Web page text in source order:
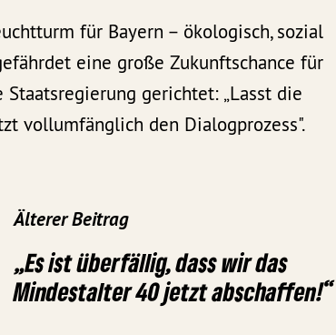
für Bayern – ökologisch, sozial
eine große Zukunftschance für
Staatsregierung gerichtet: „Lasst die
vollumfänglich den Dialogprozess".
Älterer Beitrag
„Es ist überfällig, dass wir das
Mindestalter 40 jetzt abschaffen!“